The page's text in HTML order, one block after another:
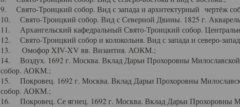
9. Свято-Троицкий собор. Вид с запада и архитектурный чертёж
10. Свято-Троицкий собор. Вид с Северной Двины. 1825 г.
11. Архангельский кафедральный Свято-Троицкий собор.
12. Свято-Троицкий собор и колокольня. Вид с запада и северо-
13. Омофор XIV-XV вв. Византия. АОКМ.;
14. Воздух. 1692 г. Москва. Вклад Дарьи Прохоровны
собор. АОКМ.;
15. Покровец. 1692 г. Москва. Вклад Дарьи Прохоровны
собор. АОКМ.;
16. Покровец. Се ягнец. 1692 г. Москва. Вклад Дарьи Прохоровны